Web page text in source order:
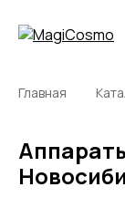
Главная